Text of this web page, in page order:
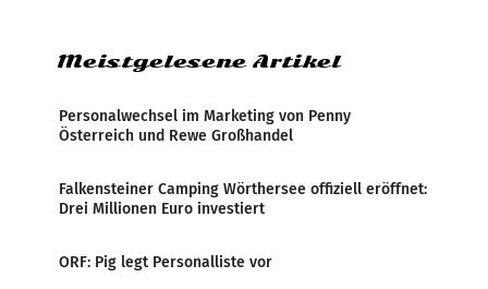
Meistgelesene Artikel
Personalwechsel im Marketing von Penny
Österreich und Rewe Großhandel
Falkensteiner Camping Wörthersee offiziell eröffnet:
Drei Millionen Euro investiert
ORF: Pig legt Personalliste vor